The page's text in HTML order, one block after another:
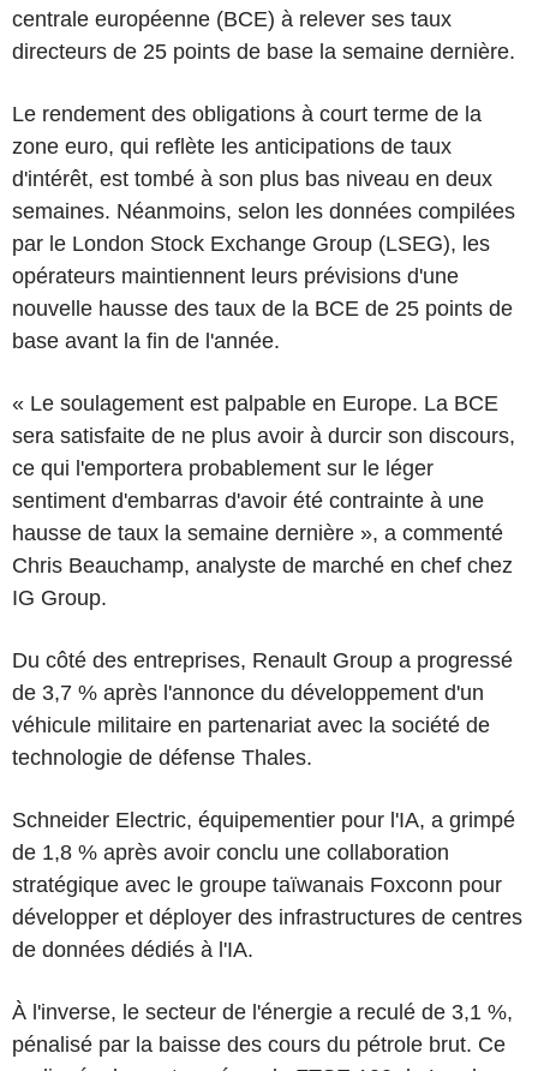
centrale européenne (BCE) à relever ses taux
directeurs de 25 points de base la semaine dernière.
Le rendement des obligations à court terme de la
zone euro, qui reflète les anticipations de taux
d'intérêt, est tombé à son plus bas niveau en deux
semaines. Néanmoins, selon les données compilées
par le London Stock Exchange Group (LSEG), les
opérateurs maintiennent leurs prévisions d'une
nouvelle hausse des taux de la BCE de 25 points de
base avant la fin de l'année.
« Le soulagement est palpable en Europe. La BCE
sera satisfaite de ne plus avoir à durcir son discours,
ce qui l'emportera probablement sur le léger
sentiment d'embarras d'avoir été contrainte à une
hausse de taux la semaine dernière », a commenté
Chris Beauchamp, analyste de marché en chef chez
IG Group.
Du côté des entreprises, Renault Group a progressé
de 3,7 % après l'annonce du développement d'un
véhicule militaire en partenariat avec la société de
technologie de défense Thales.
Schneider Electric, équipementier pour l'IA, a grimpé
de 1,8 % après avoir conclu une collaboration
stratégique avec le groupe taïwanais Foxconn pour
développer et déployer des infrastructures de centres
de données dédiés à l'IA.
À l'inverse, le secteur de l'énergie a reculé de 3,1 %,
pénalisé par la baisse des cours du pétrole brut. Ce